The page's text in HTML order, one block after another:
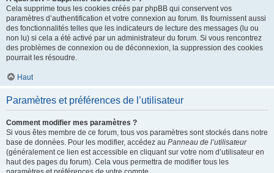
Cela supprime tous les cookies créés par phpBB qui conservent vos
paramètres d’authentification et votre connexion au forum. Ils fournissent aussi
des fonctionnalités telles que les indicateurs de lecture des messages (lu ou
non lu) si cela a été activé par un administrateur du forum. Si vous rencontrez
des problèmes de connexion ou de déconnexion, la suppression des cookies
pourrait les résoudre.
Haut
Paramètres et préférences de l’utilisateur
Comment modifier mes paramètres ?
Si vous êtes membre de ce forum, tous vos paramètres sont stockés dans notre
base de données. Pour les modifier, accédez au Panneau de l’utilisateur
(généralement ce lien est accessible en cliquant sur votre nom d’utilisateur en
haut des pages du forum). Cela vous permettra de modifier tous les